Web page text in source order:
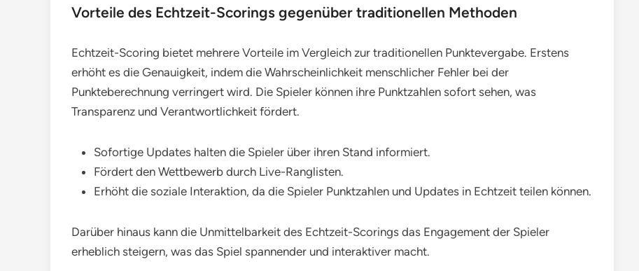
Vorteile des Echtzeit-Scorings gegenüber traditionellen Methoden
Echtzeit-Scoring bietet mehrere Vorteile im Vergleich zur traditionellen Punktevergabe. Erstens
erhöht es die Genauigkeit, indem die Wahrscheinlichkeit menschlicher Fehler bei der
Punkteberechnung verringert wird. Die Spieler können ihre Punktzahlen sofort sehen, was
Transparenz und Verantwortlichkeit fördert.
Sofortige Updates halten die Spieler über ihren Stand informiert.
Fördert den Wettbewerb durch Live-Ranglisten.
Erhöht die soziale Interaktion, da die Spieler Punktzahlen und Updates in Echtzeit teilen können.
Darüber hinaus kann die Unmittelbarkeit des Echtzeit-Scorings das Engagement der Spieler
erheblich steigern, was das Spiel spannender und interaktiver macht.